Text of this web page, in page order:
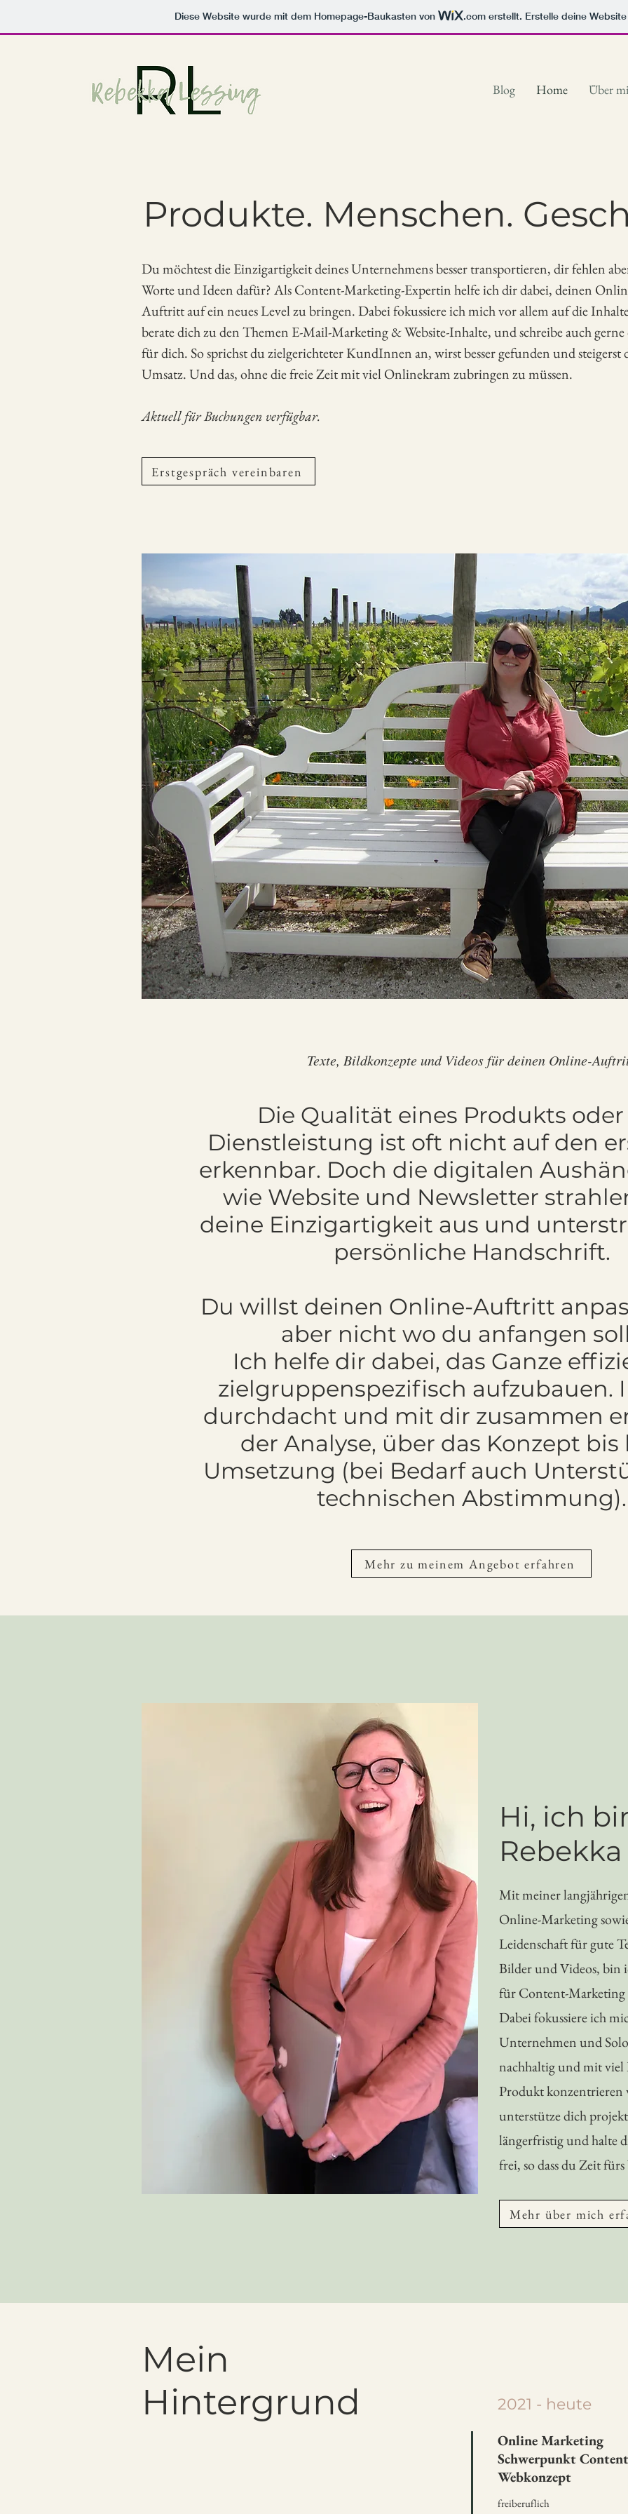
Diese Website wurde mit dem Homepage-Baukasten von .com erstellt. Erstelle deine
Blog Home Über
Produkte. Menschen.
Du möchtest die Einzigartigkeit deines Unternehmens besser transportieren, dir fehlen
Worte und Ideen dafür? Als Content-Marketing-Expertin helfe ich dir dabei, deinen
Auftritt auf ein neues Level zu bringen. Dabei fokussiere ich mich vor allem auf die
berate dich zu den Themen E-Mail-Marketing & Website-Inhalte, und schreibe auch gerne
für dich. So sprichst du zielgerichteter KundInnen an, wirst besser gefunden und steigerst
Umsatz. Und das, ohne die freie Zeit mit viel Onlinekram zubringen zu müssen.
Aktuell für Buchungen verfügbar.
Erstgespräch vereinbaren
CORE SKILLS
Texte, Bildkonzepte und Videos für deinen Online-
Die Qualität eines Produkts
Dienstleistung ist oft nicht auf den
erkennbar. Doch die digitalen
wie Website und Newsletter
deine Einzigartigkeit aus und
persönliche Handschrift.
Du willst deinen Online-Auftritt
aber nicht wo du anfangen
Ich helfe dir dabei, das Ganze
zielgruppenspezifisch aufzubauen.
durchdacht und mit dir zusammen
der Analyse, über das Konzept bis
Umsetzung (bei Bedarf auch
technischen Abstimmung).
Mehr zu meinem Angebot erfahren
Hi, ich
Rebekka
Mit meiner
Online-Marketing
Leidenschaft für gute
Bilder und Videos, bin
für Content-
Dabei fokussiere ich
Unternehmen und
nachhaltig und mit viel
Produkt konzentrieren
unterstütze dich
längerfristig und halte
frei, so dass du Zeit
Mehr über mich
Mein
Hintergrund
2021 - heute
Online Marketing
Schwerpunkt
Webkonzept
freiberuflich